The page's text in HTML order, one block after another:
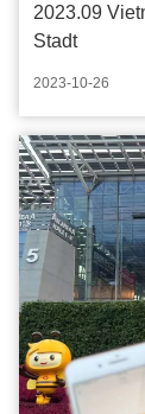
2023.09
Stadt
2023-10-26